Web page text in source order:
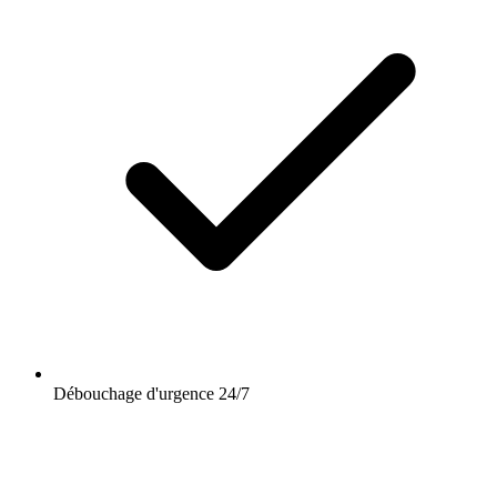
Débouchage d'urgence 24/7